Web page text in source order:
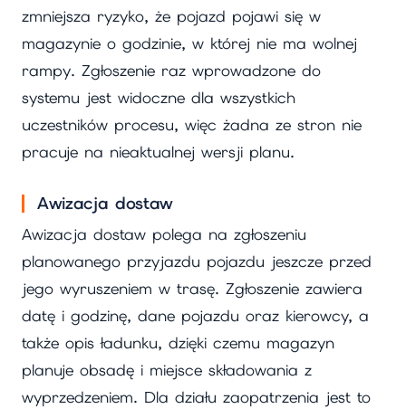
zmniejsza ryzyko, że pojazd pojawi się w
magazynie o godzinie, w której nie ma wolnej
rampy. Zgłoszenie raz wprowadzone do
systemu jest widoczne dla wszystkich
uczestników procesu, więc żadna ze stron nie
pracuje na nieaktualnej wersji planu.
Awizacja dostaw
Awizacja dostaw polega na zgłoszeniu
planowanego przyjazdu pojazdu jeszcze przed
jego wyruszeniem w trasę. Zgłoszenie zawiera
datę i godzinę, dane pojazdu oraz kierowcy, a
także opis ładunku, dzięki czemu magazyn
planuje obsadę i miejsce składowania z
wyprzedzeniem. Dla działu zaopatrzenia jest to